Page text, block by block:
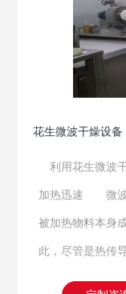
花生微波干燥设备
利用花生微波
加热迅速 微波
被加热物料本身
此，尽管是热传